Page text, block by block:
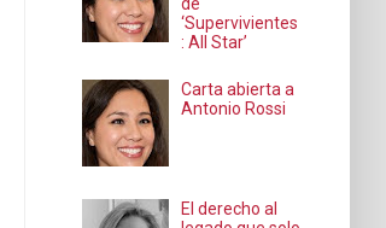
de
‘Supervivientes
: All Star’
Carta abierta a
Antonio Rossi
El derecho al